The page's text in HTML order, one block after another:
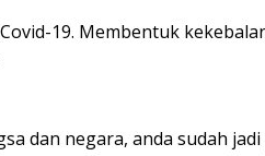
19. Membentuk
dan negara, anda sudah jadi